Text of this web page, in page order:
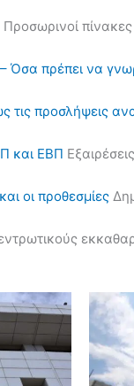
Προσωρινοί
Όσα πρέπει να
τις προσλήψεις
και ΕΒΠ
οι προθεσμίες